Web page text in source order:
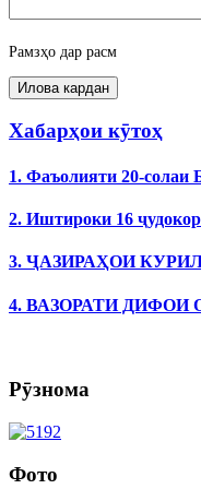
Рамзҳо дар расм
Хабарҳои кӯтоҳ
1. Фаъолияти 20-солаи
2. Иштироки 16
3. ҶАЗИРАҲОИ
4. ВАЗОРАТИ
Рӯзнома
Фото